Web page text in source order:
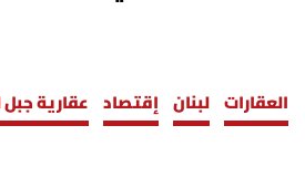
العقارات لبنان إقتصاد عقارية جبل